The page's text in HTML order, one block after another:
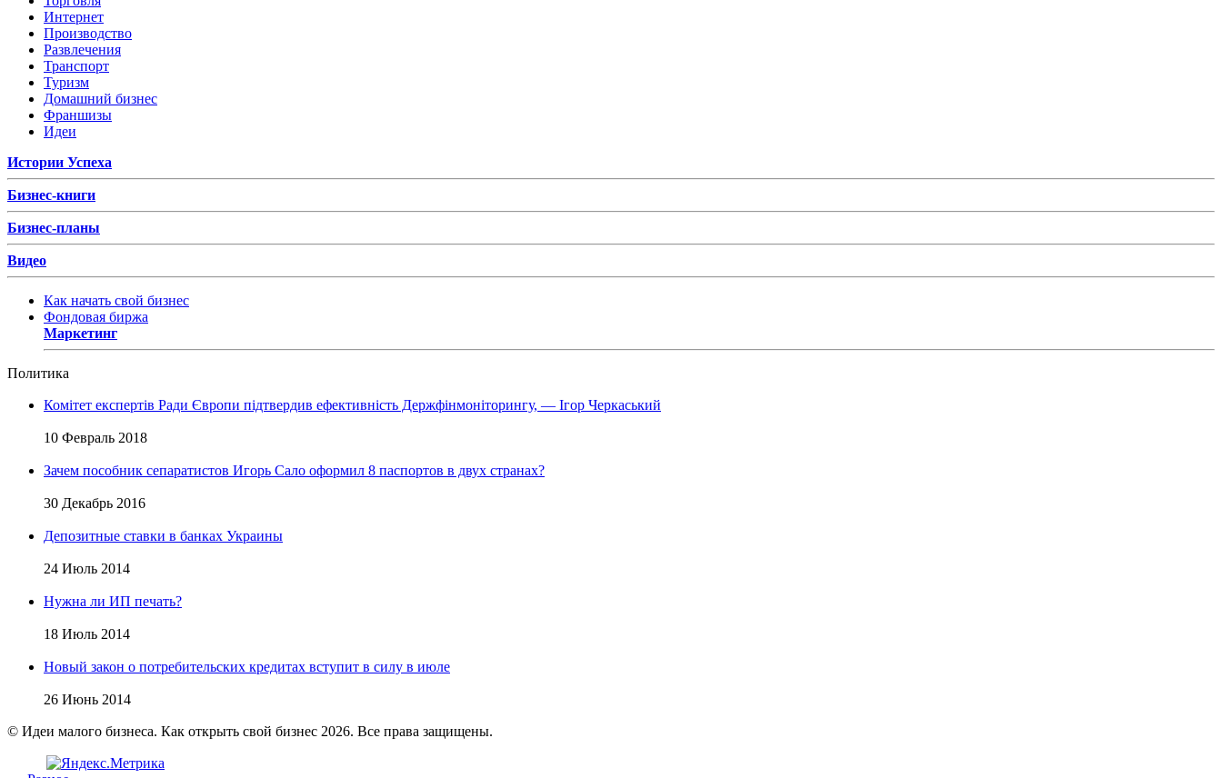
Интернет
Производство
Развлечения
Транспорт
Туризм
Домашний бизнес
Франшизы
Идеи
Истории Успеха
Бизнес-книги
Бизнес-планы
Видео
Как начать свой бизнес
Фондовая биржа
Маркетинг
Политика
Комітет експертів Ради Європи підтвердив ефективність Держфінмоніторингу, — Ігор Черкаський
10 Февраль 2018
Зачем пособник сепаратистов Игорь Сало оформил 8 паспортов в двух странах?
30 Декабрь 2016
Депозитные ставки в банках Украины
24 Июль 2014
Нужна ли ИП печать?
18 Июль 2014
Новый закон о потребительских кредитах вступит в силу в июле
26 Июнь 2014
© Идеи малого бизнеса. Как открыть свой бизнес 2026. Все права защищены.